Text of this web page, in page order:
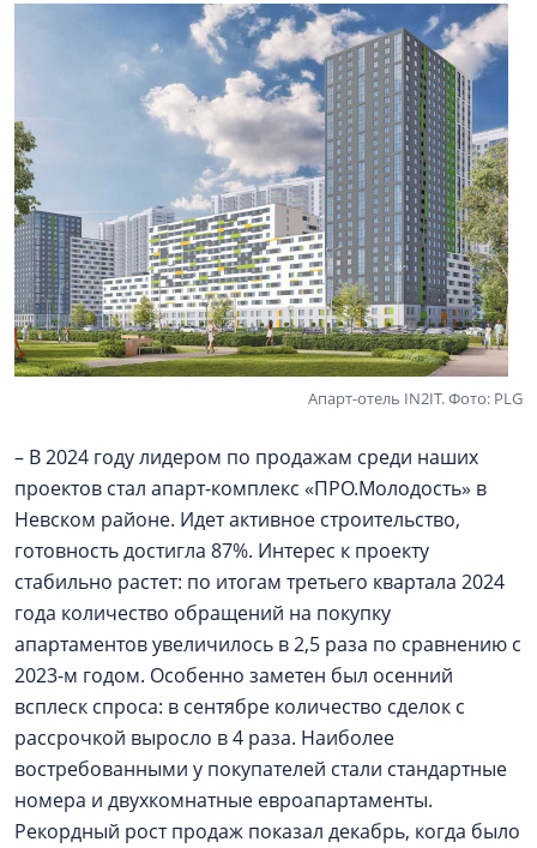
Апарт-отель IN2IT. Фото: PLG
– В 2024 году лидером по продажам среди наших
проектов стал апарт-комплекс «ПРО.Молодость» в
Невском районе. Идет активное строительство,
готовность достигла 87%. Интерес к проекту
стабильно растет: по итогам третьего квартала 2024
года количество обращений на покупку
апартаментов увеличилось в 2,5 раза по сравнению с
2023-м годом. Особенно заметен был осенний
всплеск спроса: в сентябре количество сделок с
рассрочкой выросло в 4 раза. Наиболее
востребованными у покупателей стали стандартные
номера и двухкомнатные евроапартаменты.
Рекордный рост продаж показал декабрь, когда было